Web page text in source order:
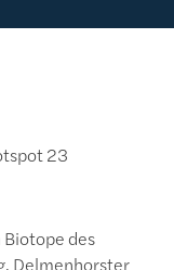
23
des
Delmenhorster